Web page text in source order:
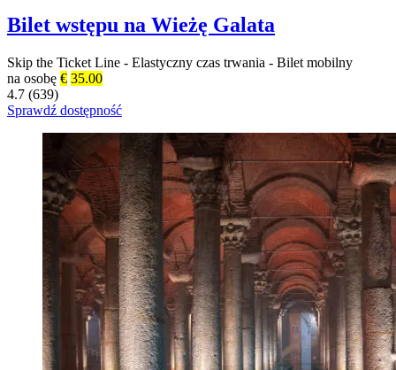
Bilet wstępu na Wieżę Galata
Skip the Ticket Line - Elastyczny czas trwania - Bilet mobilny
na osobę € 35.00
4.7 (639)
Sprawdź dostępność